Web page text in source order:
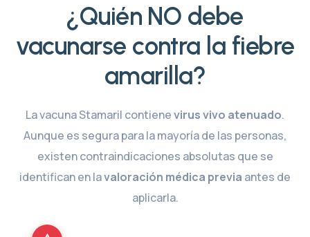
¿Quién NO debe
vacunarse contra la fiebre
amarilla?
La vacuna Stamaril contienevirus vivo atenuado.
Aunque es segura para la mayoría de las personas,
existen contraindicaciones absolutas que se
identifican en lavaloración médica previa antes de
aplicarla.